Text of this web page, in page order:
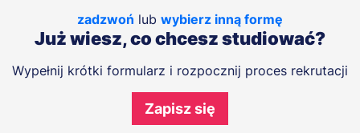
zadzwoń lub wybierz inną formę
Już wiesz, co chcesz studiować?
Wypełnij krótki formularz i rozpocznij proces rekrutacji
Zapisz się